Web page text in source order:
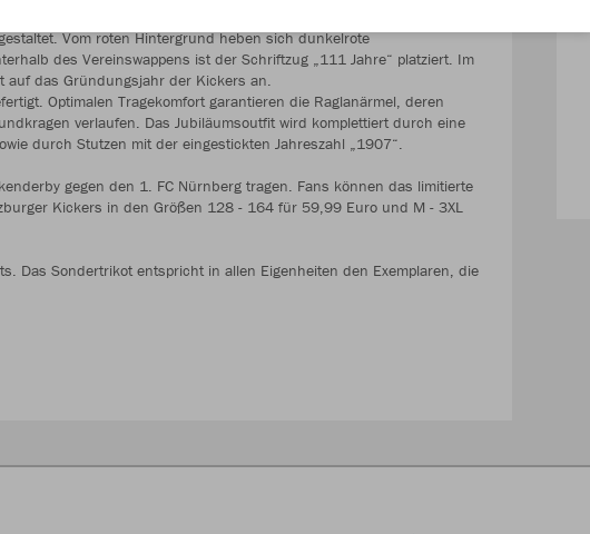
Vom roten Hintergrund heben sich dunkelrote
des Vereinswappens ist der Schriftzug „111 Jahre“ platziert. Im
auf das Gründungsjahr der Kickers an.
Optimalen Tragekomfort garantieren die Raglanärmel, deren
verlaufen. Das Jubiläumsoutfit wird komplettiert durch eine
durch Stutzen mit der eingestickten Jahreszahl „1907“.
gegen den 1. FC Nürnberg tragen. Fans können das limitierte
Kickers in den Größen 128 - 164 für 59,99 Euro und M - 3XL
Das Sondertrikot entspricht in allen Eigenheiten den Exemplaren, die